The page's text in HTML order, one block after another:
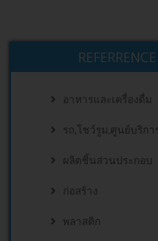
อาหารและเครื่องดื่ม
รถ,โชว์รูม,ศูนย์บริกา
ผลิตชิ้นส่วนประกอบ
ก่อสร้าง
พลาสติก